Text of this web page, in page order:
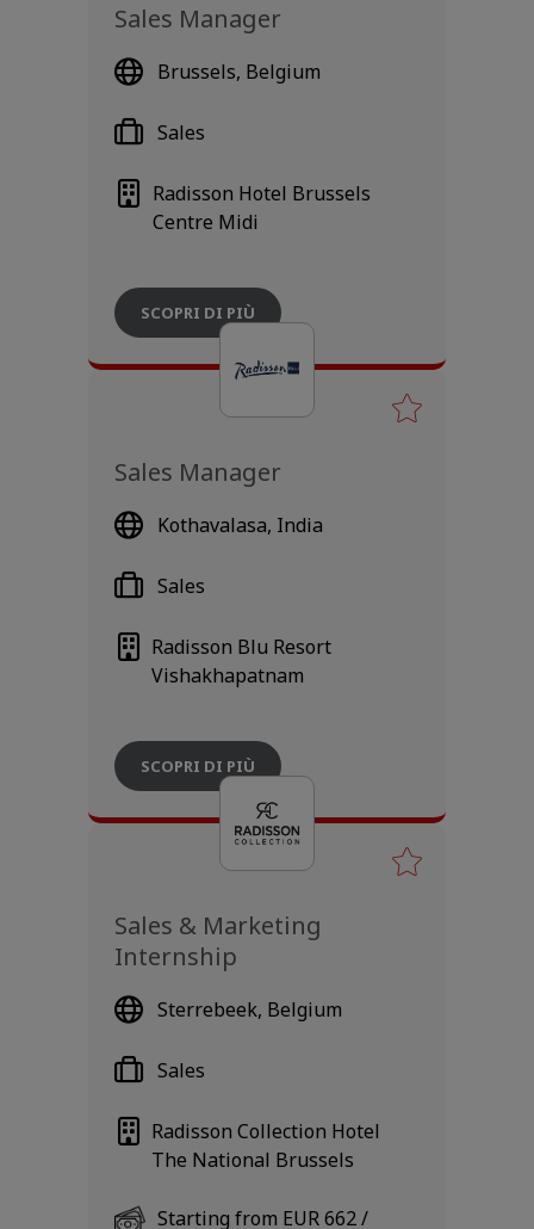
Sales Manager
Brussels, Belgium
Radisson Hotel Brussels
Centre Midi
Sales
SCOPRI DI PIÙ
Sales Manager
Kothavalasa, India
Radisson Blu Resort
Vishakhapatnam
Sales
SCOPRI DI PIÙ
Sales & Marketing
Internship
Starting from EUR 662 /
Sterrebeek, Belgium
Radisson Collection Hotel
The National Brussels
Sales